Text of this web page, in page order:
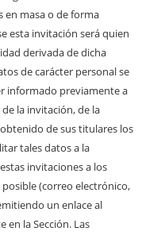
en masa o de forma
esta invitación será quien
derivada de dicha
de carácter personal se
informado previamente a
la invitación, de la
de sus titulares los
tales datos a la
invitaciones a los
(correo electrónico,
un enlace al
en la Sección. Las